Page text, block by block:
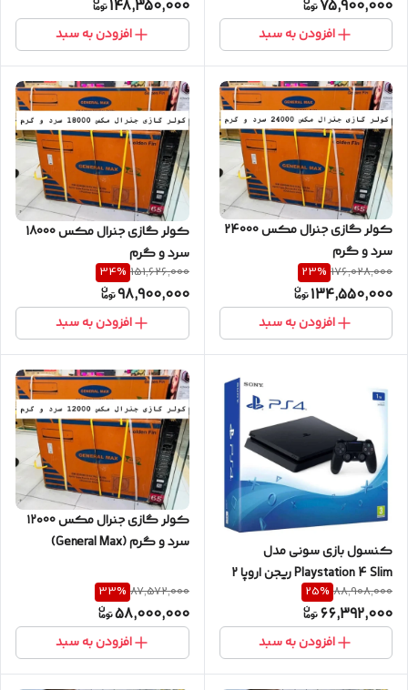
75,900,000
افزودن به سبد
148,350,000
افزودن به سبد
کولر گازی جنرال مکس 24000
سرد و گرم
176,028,000
23%
134,550,000
افزودن به سبد
کولر گازی جنرال مکس 18000
سرد و گرم
151,626,000
34%
98,900,000
افزودن به سبد
کنسول بازی سونی مدل
Playstation 4 Slim ریجن اروپا 2
کارکرد کاملا مشابه آکبند
88,908,000
25%
66,392,000
افزودن به سبد
کولر گازی جنرال مکس ۱۲۰00
سرد و گرم (General Max)
87,572,000
33%
58,000,000
افزودن به سبد